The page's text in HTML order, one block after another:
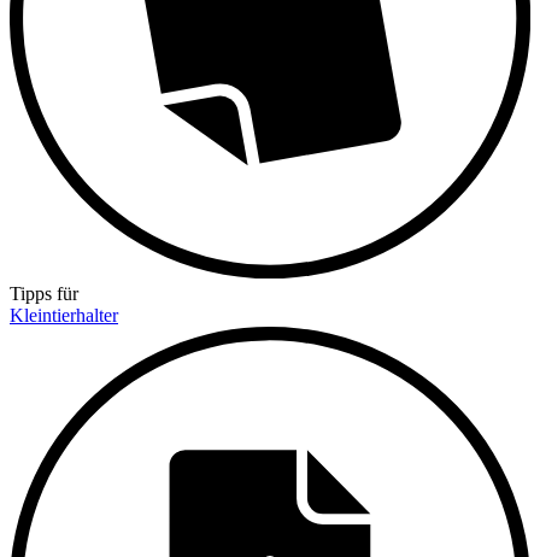
Tipps für
Kleintierhalter